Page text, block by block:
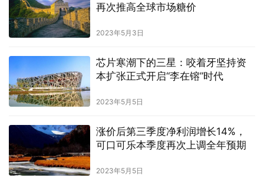
再次推高全球市场糖价
2023年5月3日
芯片寒潮下的三星：咬着牙坚持资
本扩张正式开启“李在镕”时代
2023年5月5日
涨价后第三季度净利润增长14%，
可口可乐本季度再次上调全年预期
2023年5月5日